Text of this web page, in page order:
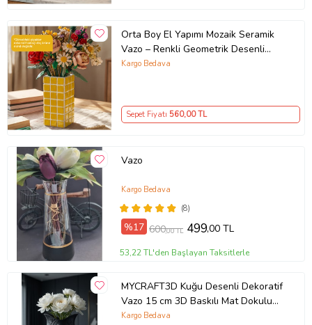
Orta Boy El Yapımı Mozaik Seramik
Vazo – Renkli Geometrik Desenli
Vazo
Kargo Bedava
Sepet Fiyatı 560,00 TL
Vazo
(8)
Kargo Bedava
%17 600,00 TL 499,00 TL
53,22 TL'den Başlayan Taksitlerle
MYCRAFT3D Kuğu Desenli Dekoratif
Vazo 15 cm 3D Baskılı Mat Dokulu
Şık Masa ve Raf Dekoru
Kargo Bedava